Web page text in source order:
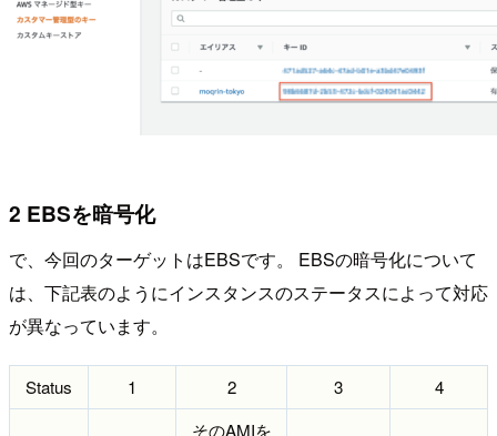
2 EBSを暗号化
で、今回のターゲットはEBSです。 EBSの暗号化について
は、下記表のようにインスタンスのステータスによって対応
が異なっています。
Status 1 2 3
4
そのAMIを